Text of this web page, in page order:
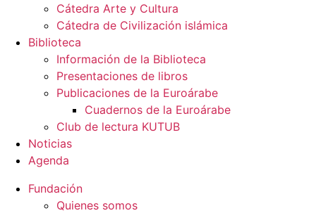
Cátedra Arte y Cultura
Cátedra de Civilización islámica
Biblioteca
Información de la Biblioteca
Presentaciones de libros
Publicaciones de la Euroárabe
Cuadernos de la Euroárabe
Club de lectura KUTUB
Noticias
Agenda
Fundación
Quienes somos